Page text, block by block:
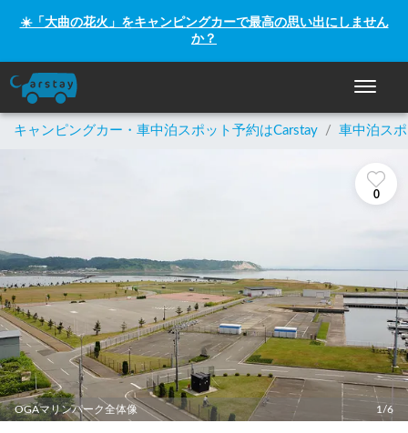
☀️「大曲の花火」をキャンピングカーで最高の思い出にしません
か？
ナビゲ
キャンピングカー・車中泊スポット予約はCarstay / 車中泊ス
0
OGAマリンパーク全体像 1/6